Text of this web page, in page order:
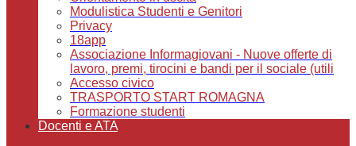
Modulistica Studenti e Genitori
Privacy
18app
Associazione Informagiovani - Nuove offerte di
lavoro, premi, tirocini e bandi per il sociale (utili
Accesso civico
TRASPORTO START ROMAGNA
Formazione studenti
Docenti e ATA